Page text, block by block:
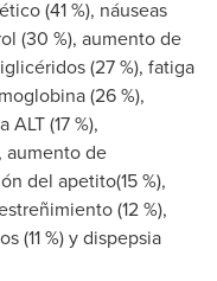
(41 %), náuseas
(30 %), aumento de
(27 %), fatiga
(26 %),
(17 %),
aumento de
del apetito(15 %),
(12 %),
(11 %) y dispepsia